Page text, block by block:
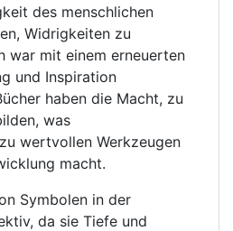
des menschlichen
Widrigkeiten zu
war mit einem erneuerten
und Inspiration
haben die Macht, zu
was
wertvollen Werkzeugen
macht.
Symbolen in der
da sie Tiefe und